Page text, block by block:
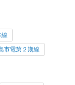
線
市電第２期線